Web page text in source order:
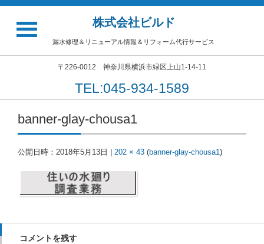
株式会社ビルド
漏水修理＆リニューアル情報＆リフォーム代行サービス
〒226-0012 神奈川県横浜市緑区上山1-14-11
TEL:045-934-1589
banner-glay-chousa1
公開日時： 2018年5月13日 202 × 43 (banner-glay-chousa1)
コメントを残す